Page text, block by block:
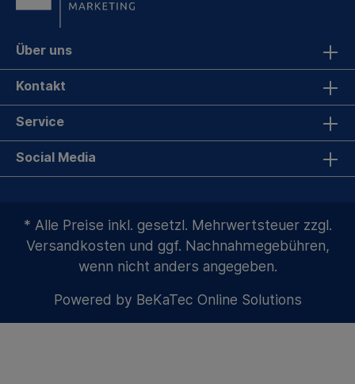
Über uns
Kontakt
Service
Social Media
* Alle Preise inkl. gesetzl. Mehrwertsteuer zzgl.
Versandkosten und ggf. Nachnahmegebühren,
wenn nicht anders angegeben.
Powered by BeKaTec Online Solutions